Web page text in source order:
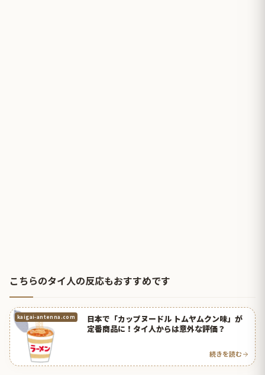
こちらのタイ人の反応もおすすめです
kaigai-antenna.com
日本で「カップヌードル トムヤムクン味」が
定番商品に！タイ人からは意外な評価？
続きを読む